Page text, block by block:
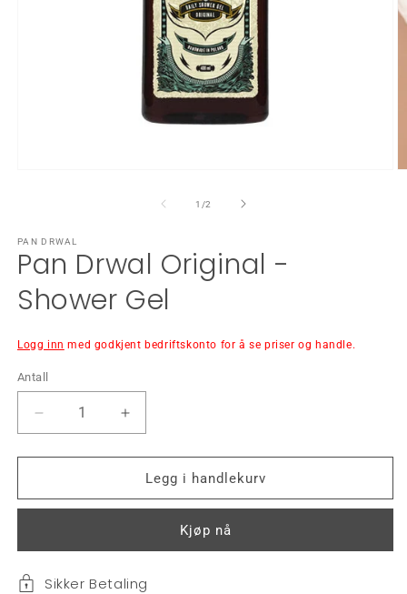
1 /av
2
PAN DRWAL
Pan Drwal Original -
Shower Gel
Logg inn med godkjent bedriftskonto for å se priser og handle.
Antall
antallet
for
Drwal
Shower
Øk
antallet
for
Pan
Drwal
Shower
Legg i handlekurv
Kjøp nå
Sikker Betaling